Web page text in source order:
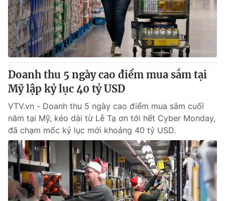
Doanh thu 5 ngày cao điểm mua sắm tại
Mỹ lập kỷ lục 40 tỷ USD
VTV.vn - Doanh thu 5 ngày cao điểm mua sắm cuối
năm tại Mỹ, kéo dài từ Lễ Tạ ơn tới hết Cyber Monday,
đã chạm mốc kỷ lục mới khoảng 40 tỷ USD.